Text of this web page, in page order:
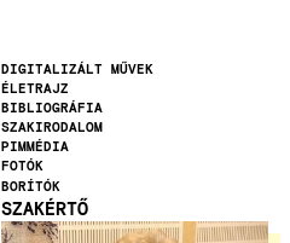
Kép
DIGITALIZÁLT MŰVEK
ÉLETRAJZ
BIBLIOGRÁFIA
SZAKIRODALOM
PIMMÉDIA
FOTÓK
BORÍTÓK
SZAKÉRTŐ